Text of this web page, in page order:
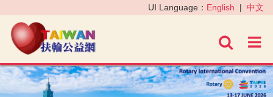
進階
UI Language： English | 中文
‹ ›